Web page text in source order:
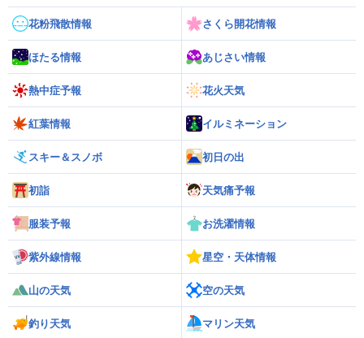
花粉飛散情報 さくら開花情報
ほたる情報 あじさい情報
熱中症予報 花火天気
紅葉情報 イルミネーション
スキー＆スノボ 初日の出
初詣 天気痛予報
服装予報 お洗濯情報
紫外線情報 星空・天体情報
山の天気 空の天気
釣り天気 マリン天気